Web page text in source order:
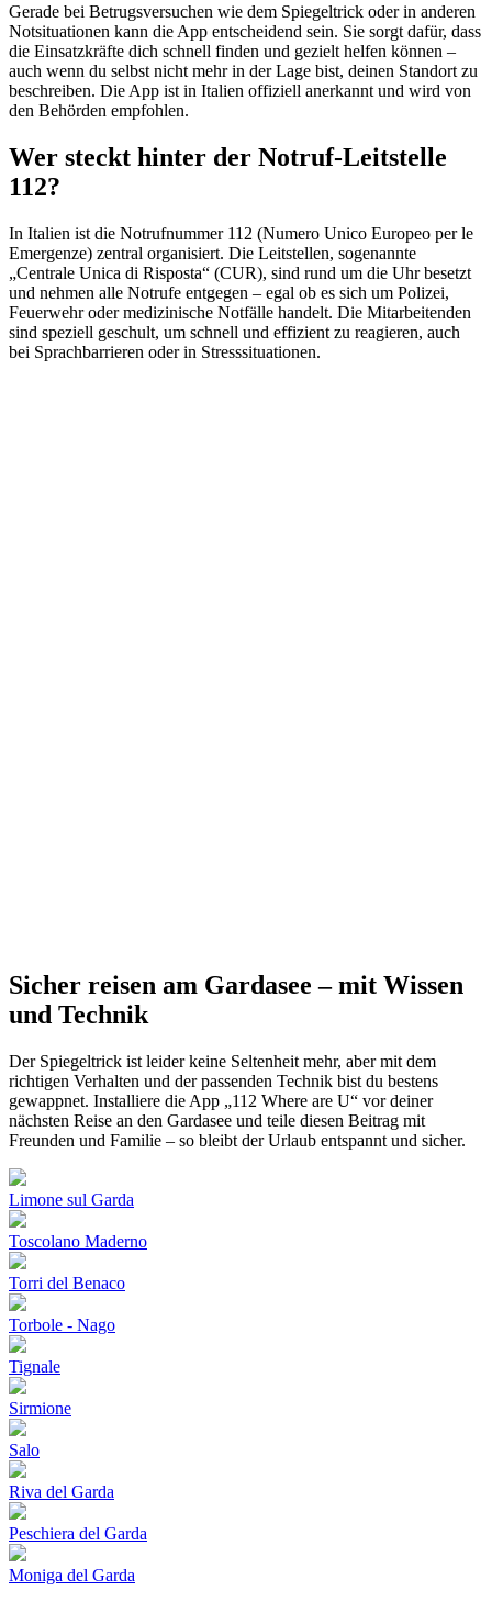
Gerade bei Betrugsversuchen wie dem Spiegeltrick oder in anderen
Notsituationen kann die App entscheidend sein. Sie sorgt dafür, dass
die Einsatzkräfte dich schnell finden und gezielt helfen können –
auch wenn du selbst nicht mehr in der Lage bist, deinen Standort zu
beschreiben. Die App ist in Italien offiziell anerkannt und wird von
den Behörden empfohlen.
Wer steckt hinter der Notruf-Leitstelle
112?
In Italien ist die Notrufnummer 112 (Numero Unico Europeo per le
Emergenze) zentral organisiert. Die Leitstellen, sogenannte
„Centrale Unica di Risposta“ (CUR), sind rund um die Uhr besetzt
und nehmen alle Notrufe entgegen – egal ob es sich um Polizei,
Feuerwehr oder medizinische Notfälle handelt. Die Mitarbeitenden
sind speziell geschult, um schnell und effizient zu reagieren, auch
bei Sprachbarrieren oder in Stresssituationen.
Sicher reisen am Gardasee – mit Wissen
und Technik
Der Spiegeltrick ist leider keine Seltenheit mehr, aber mit dem
richtigen Verhalten und der passenden Technik bist du bestens
gewappnet. Installiere die App „112 Where are U“ vor deiner
nächsten Reise an den Gardasee und teile diesen Beitrag mit
Freunden und Familie – so bleibt der Urlaub entspannt und sicher.
Limone sul Garda
Toscolano Maderno
Torri del Benaco
Torbole - Nago
Tignale
Sirmione
Salo
Riva del Garda
Peschiera del Garda
Moniga del Garda